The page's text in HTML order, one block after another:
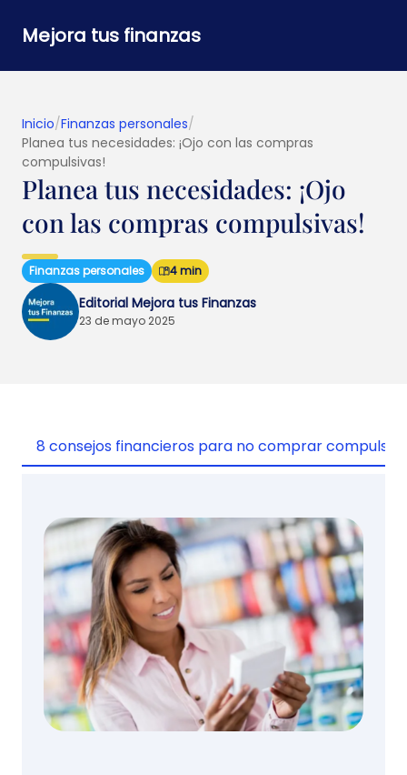
Mejora tus finanzas
Inicio/Finanzas personales/
Planea tus necesidades: ¡Ojo con las compras
compulsivas!
Planea tus necesidades: ¡Ojo
con las compras compulsivas!
Finanzas personales 4 min
Editorial Mejora tus Finanzas
23 de mayo 2025
8 consejos financieros para no comprar